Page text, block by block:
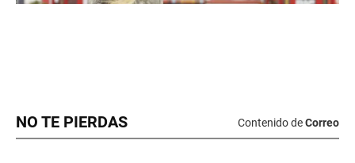
NO TE PIERDAS Contenido deCorreo